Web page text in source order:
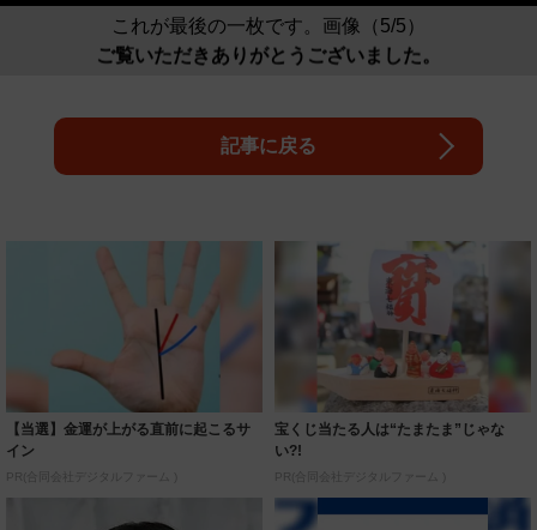
これが最後の一枚です。画像（5/5）
ご覧いただきありがとうございました。
記事に戻る
【当選】金運が上がる直前に起こるサ
イン
PR(合同会社デジタルファーム )
宝くじ当たる人は“たまたま”じゃな
い?!
PR(合同会社デジタルファーム )